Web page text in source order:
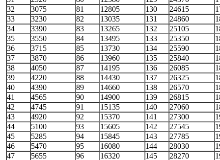
32
3075 81 12805 130 24615
33
3230 82 13035 131 24860
34
3390 83 13265 132 25105
35
3550 84 13495 133 25350
36
3715 85 13730 134 25590
37
3870 86 13960 135 25840
38
4050 87 14195 136 26085
39
4220 88 14430 137 26325
40
4390 89 14660 138 26570
41
4565 90 14900 139 26815
42
4745 91 15135 140 27060
43
4920 92 15370 141 27300
44
5100 93 15605 142 27545
45
5285 94 15845 143 27785
46
5470 95 16080 144 28030
47
5655 96 16320 145 28270